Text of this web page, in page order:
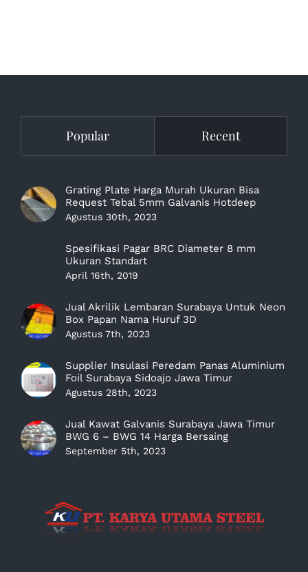
Popular Recent
Grating Plate Harga Murah Ukuran Bisa
Request Tebal 5mm Galvanis Hotdeep
Agustus 30th, 2023
Spesifikasi Pagar BRC Diameter 8 mm
Ukuran Standart
April 16th, 2019
Jual Akrilik Lembaran Surabaya Untuk Neon
Box Papan Nama Huruf 3D
Agustus 7th, 2023
Supplier Insulasi Peredam Panas Aluminium
Foil Surabaya Sidoajo Jawa Timur
Agustus 28th, 2023
Jual Kawat Galvanis Surabaya Jawa Timur
BWG 6 – BWG 14 Harga Bersaing
September 5th, 2023